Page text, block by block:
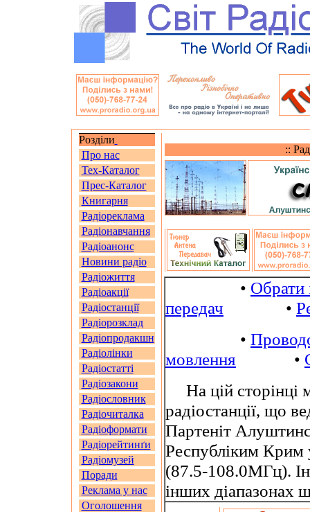
Розділи
Про нас
Тех-Каталог
Прес-Каталог
Книгарня
Радіореклама
Радіонавчання
Радіоанонс
Новини радіо
Радіожиття
Радіоакції
Радіостанції
Радіорозклад
Радіопродакшн
Радіолінки
Радіостатті
Радіозакони
Радіословник
Радіочиталка
Радіоформати
Радіорейтинґи
Радіомузей
Поради
Реклама у нас
Оголошення
::
• Обрати
передач •
•
мовлення •
На цій сторінці
радіостанції, що
Партеніт
Республіким
(87.5-108.0МГц).
інших діапазонах